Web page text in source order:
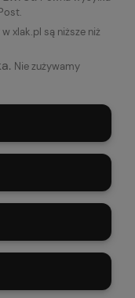
w xlak.pl są niższe niż
Nie zużywamy